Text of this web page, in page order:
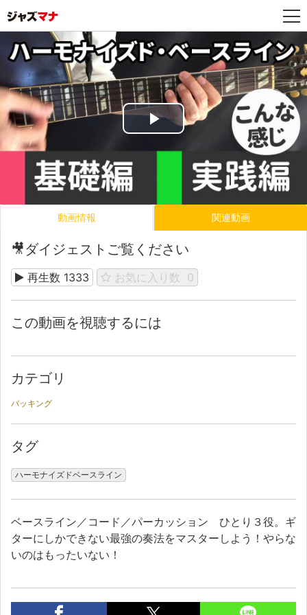
Play
Video
動画情報 関連動画
🎥ダイジェストご覧ください
再生数 1333 お気に入り数 0
この動画を視聴するには
カテゴリ
バッキング
タグ
ハーモナイズドベースライン
ベースライン／コード／パーカッション ひとり３役。ギ
ターにしかできない最強の奏法をマスターしよう！やらな
いのはもったいない！